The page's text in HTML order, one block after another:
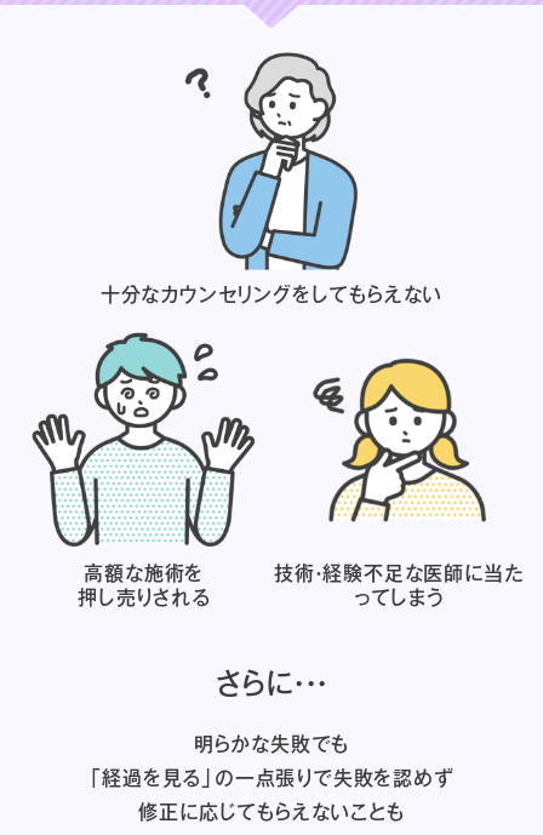
十分なカウンセリングをしてもらえない
高額な施術を
押し売りされる
技術・経験不足な医師に当た
ってしまう
さらに・・・
明らかな失敗でも
「経過を見る」の一点張りで失敗を認めず
修正に応じてもらえないことも